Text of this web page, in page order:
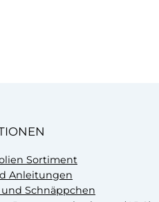
Sortiment
Anleitungen
Schnäppchen